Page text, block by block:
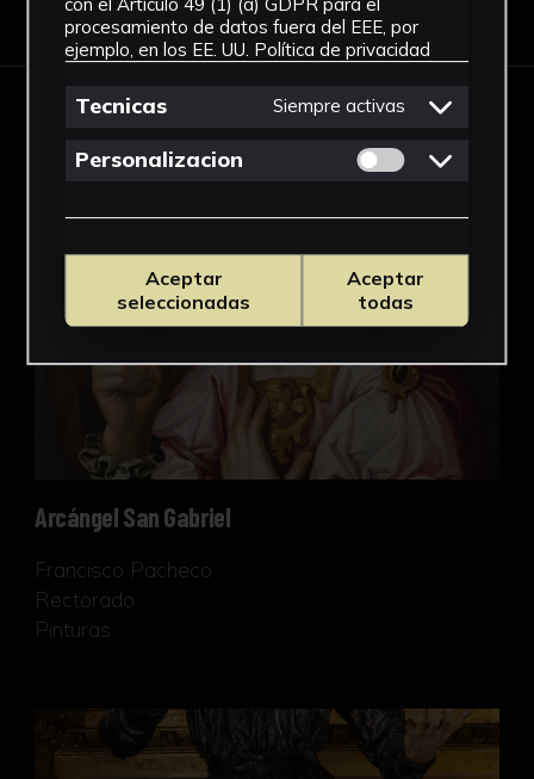
OBRAS EN ESTA EXPOSICIÓN
Arcángel San Gabriel
Francisco Pacheco
Rectorado
Pinturas
San Francisco de Borja
procesamiento de datos fuera del EEE, por
ejemplo, en los EE. UU. Política de privacidad
Tecnicas Siempre activas
Personalizacion Permitir cookies
Aceptar
seleccionadas
Aceptar
todas